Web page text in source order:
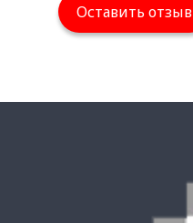
Оставить отзыв